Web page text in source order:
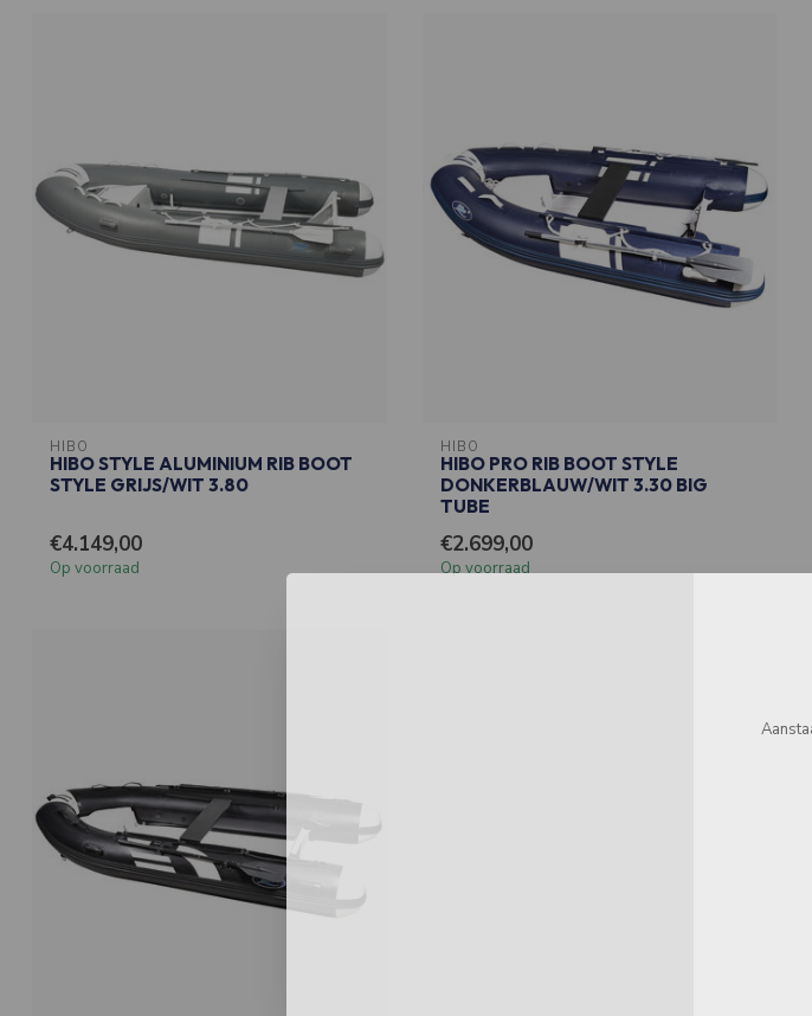
HIBO
HIBO STYLE ALUMINIUM RIB BOOT
STYLE GRIJS/WIT 3.80
€4.149,00
Op voorraad
HIBO
HIBO PRO RIB BOOT STYLE
DONKERBLAUW/WIT 3.30 BIG
TUBE
€2.699,00
Op voorraad